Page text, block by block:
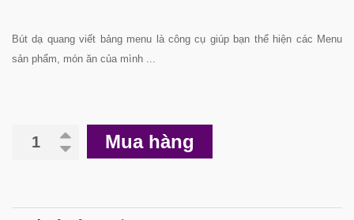
Bút dạ quang viết bảng menu là công cụ giúp bạn thể hiện các Menu
sản phẩm, món ăn của mình ...
Mua hàng